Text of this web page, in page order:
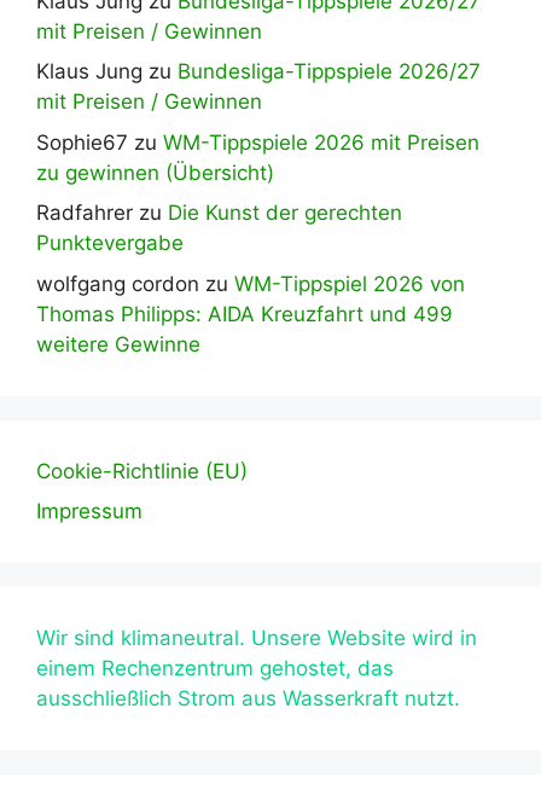
mit Preisen / Gewinnen
Klaus Jung zu Bundesliga-Tippspiele 2026/27
mit Preisen / Gewinnen
Sophie67 zu WM-Tippspiele 2026 mit Preisen
zu gewinnen (Übersicht)
Radfahrer zu Die Kunst der gerechten
Punktevergabe
wolfgang cordon zu WM-Tippspiel 2026 von
Thomas Philipps: AIDA Kreuzfahrt und 499
weitere Gewinne
Cookie-Richtlinie (EU)
Impressum
Wir sind klimaneutral. Unsere Website wird in
einem Rechenzentrum gehostet, das
ausschließlich Strom aus Wasserkraft nutzt.